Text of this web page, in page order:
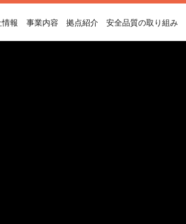
報 事業内容 拠点紹介 安全品質の取り組み